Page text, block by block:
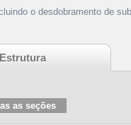
o desdobramento de
Estrutura